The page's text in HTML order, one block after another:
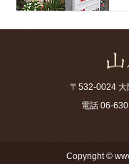
〒532-0024 大
電話 06-
Copyright ©